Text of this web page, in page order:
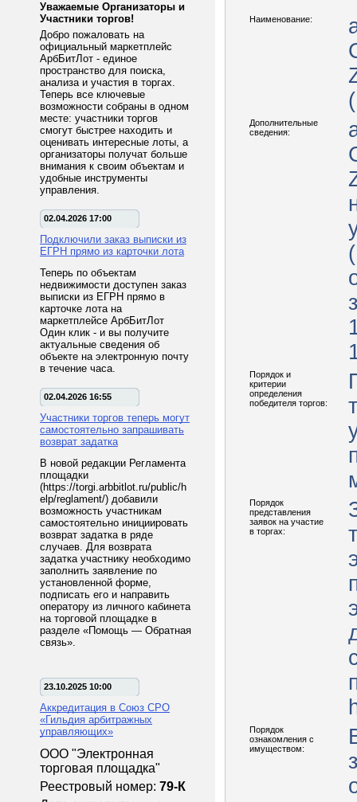
Уважаемые Организаторы и
Участники торгов!
Добро пожаловать на
официальный маркетплейс
АрбБитЛот - единое
пространство для поиска,
анализа и участия в торгах.
Теперь все ключевые
возможности собраны в одном
месте: участники торгов
смогут быстрее находить и
оценивать интересные лоты, а
организаторы получат больше
внимания к своим объектам и
удобные инструменты
управления.
02.04.2026 17:00
Подключили заказ выписки из
ЕГРН прямо из карточки лота
Теперь по объектам
недвижимости доступен заказ
выписки из ЕГРН прямо в
карточке лота на
маркетплейсе АрбБитЛот
Один клик - и вы получите
актуальные сведения об
объекте на электронную почту
в течение часа.
02.04.2026 16:55
Участники торгов теперь могут
самостоятельно запрашивать
возврат задатка
В новой редакции Регламента
площадки
(https://torgi.arbbitlot.ru/public/h
elp/reglament/) добавили
возможность участникам
самостоятельно инициировать
возврат задатка в ряде
случаев. Для возврата
задатка участнику необходимо
заполнить заявление по
установленной форме,
подписать его и направить
оператору из личного кабинета
на торговой площадке в
разделе «Помощь — Обратная
связь».
23.10.2025 10:00
Аккредитация в Союз СРО
«Гильдия арбитражных
управляющих»
ООО "Электронная
торговая площадка"
Реестровый номер: 79-К
Наименование:
Дополнительные
сведения:
Порядок и
критерии
определения
победителя торгов:
Порядок
представления
заявок на участие
в торгах:
Порядок
ознакомления с
имуществом: